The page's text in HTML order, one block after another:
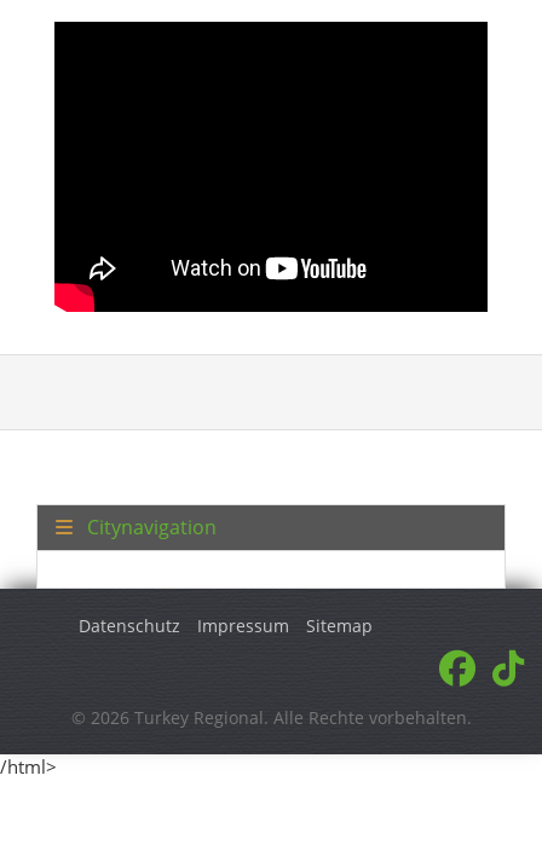
Citynavigation
Datenschutz Impressum Sitemap
© 2026 Turkey Regional. Alle Rechte vorbehalten.
/html>